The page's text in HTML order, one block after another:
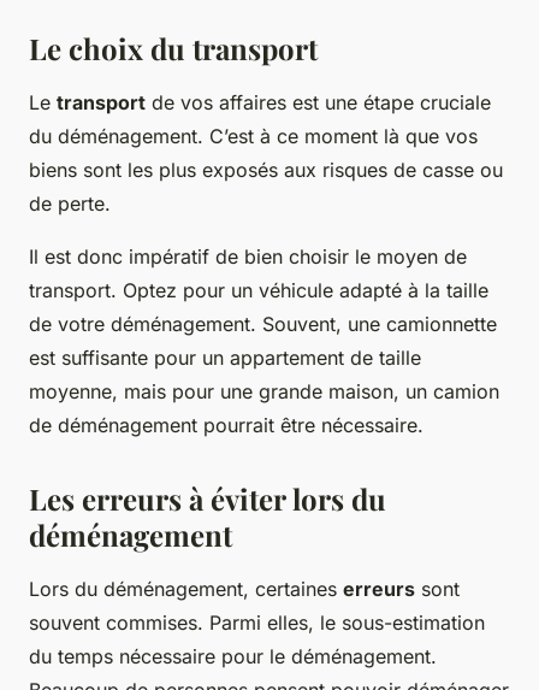
Le choix du transport
Le transport de vos affaires est une étape cruciale
du déménagement. C’est à ce moment là que vos
biens sont les plus exposés aux risques de casse ou
de perte.
Il est donc impératif de bien choisir le moyen de
transport. Optez pour un véhicule adapté à la taille
de votre déménagement. Souvent, une camionnette
est suffisante pour un appartement de taille
moyenne, mais pour une grande maison, un camion
de déménagement pourrait être nécessaire.
Les erreurs à éviter lors du
déménagement
Lors du déménagement, certaines erreurs sont
souvent commises. Parmi elles, le sous-estimation
du temps nécessaire pour le déménagement.